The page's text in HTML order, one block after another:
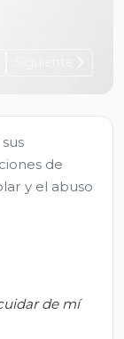
de
y el abuso
de mí